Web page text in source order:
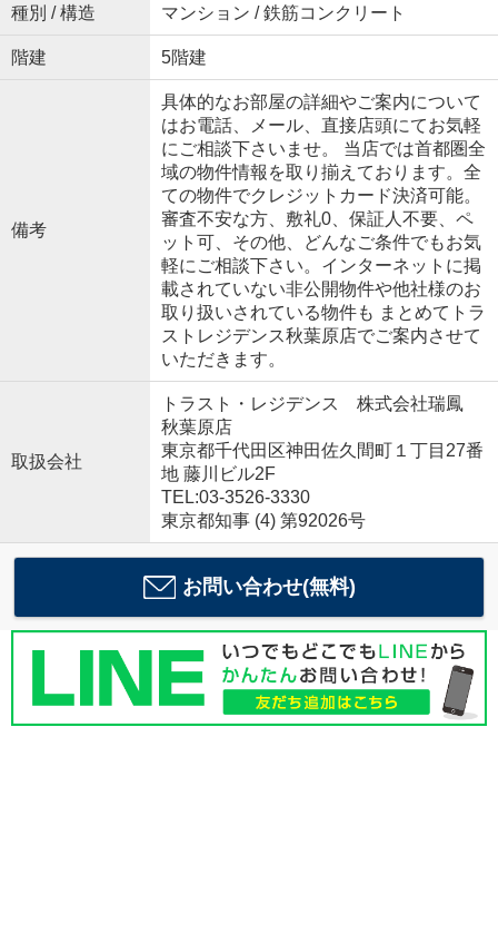
種別 / 構造 マンション / 鉄筋コンクリート
階建 5階建
備考
具体的なお部屋の詳細やご案内について
はお電話、メール、直接店頭にてお気軽
にご相談下さいませ。 当店では首都圏全
域の物件情報を取り揃えております。全
ての物件でクレジットカード決済可能。
審査不安な方、敷礼0、保証人不要、ペ
ット可、その他、どんなご条件でもお気
軽にご相談下さい。インターネットに掲
載されていない非公開物件や他社様のお
取り扱いされている物件も まとめてトラ
ストレジデンス秋葉原店でご案内させて
いただきます。
取扱会社
トラスト・レジデンス 株式会社瑞鳳
秋葉原店
東京都千代田区神田佐久間町１丁目27番
地 藤川ビル2F
TEL:03-3526-3330
東京都知事 (4) 第92026号
お問い合わせ(無料)